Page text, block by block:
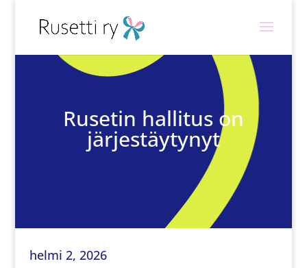
Rusetin hallitus on
järjestäytynyt
helmi 2, 2026